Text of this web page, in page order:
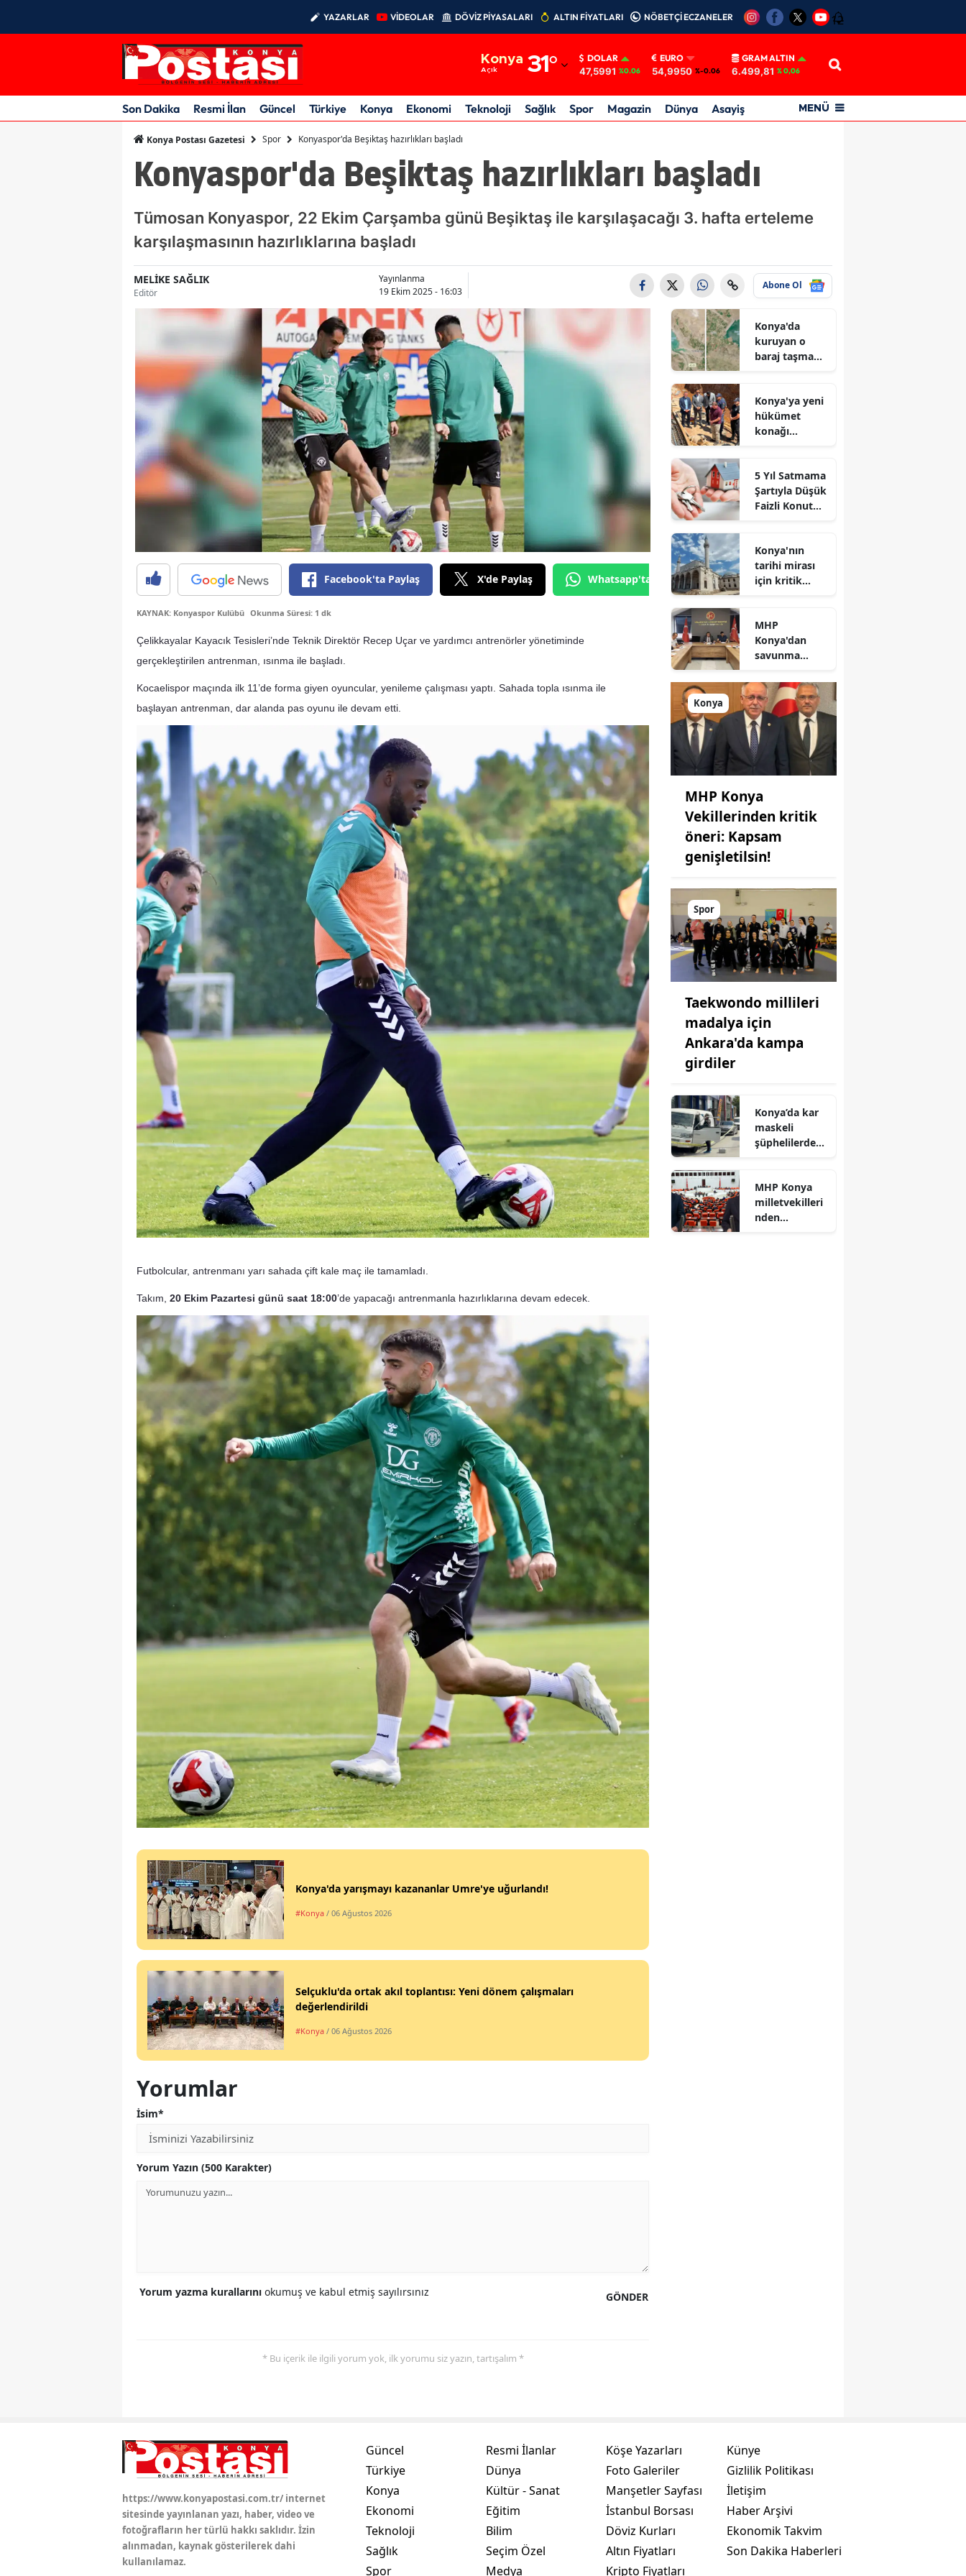
YAZARLAR VİDEOLAR DÖVİZ PİYASALARI ALTIN FİYATLARI NÖBETÇİ ECZANELER 12
Konya
Açık 31°
Adıyaman
Afyonkarahisar
Ankara
Antalya
Balıkesir
Bilecik
Bingöl
Bitlis
Bolu
Burdur
Bursa
Çanakkale
Çankırı
Çorum
Elazığ
Erzurum
Eskişehir
Gaziantep
Giresun
Gümüşhane
Hakkari
Hatay
Isparta
Mersin
İstanbul
Kayseri
Kırklareli
Kırşehir
Kocaeli
Manisa
Kahramanmaraş
Mardin
Muğla
Muş
Nevşehir
Niğde
Ordu
Rize
Sakarya
Samsun
Siirt
Sinop
Sivas
Tekirdağ
Tokat
Trabzon
Uşak
Yozgat
Zonguldak
DOLAR
47,5991 %0.06
EURO
54,9950 %-0.06
GRAM ALTIN
6.499,81 % 0,06
Son Dakika Resmi İlan Güncel Türkiye Konya Ekonomi Teknoloji Sağlık Spor Magazin Dünya Asayiş MENÜ
Konya Postası Gazetesi Spor Konyaspor'da Beşiktaş hazırlıkları başladı
Konyaspor'da Beşiktaş hazırlıkları başladı
Tümosan Konyaspor, 22 Ekim Çarşamba günü Beşiktaş ile karşılaşacağı 3. hafta erteleme
karşılaşmasının hazırlıklarına başladı
MELİKE SAĞLIK
Editör
Yayınlanma
19 Ekim 2025 - 16:03
Abone Ol
Facebook'ta Paylaş X'de Paylaş Whatsapp'tan Gönder
KAYNAK: Konyaspor Kulübü Okunma Süresi: 1 dk
Çelikkayalar Kayacık Tesisleri’nde Teknik Direktör Recep Uçar ve yardımcı antrenörler yönetiminde
gerçekleştirilen antrenman, ısınma ile başladı.
Kocaelispor maçında ilk 11’de forma giyen oyuncular, yenileme çalışması yaptı. Sahada topla ısınma ile
başlayan antrenman, dar alanda pas oyunu ile devam etti.
Futbolcular, antrenmanı yarı sahada çift kale maç ile tamamladı.
Takım, 20 Ekim Pazartesi günü saat 18:00’de yapacağı antrenmanla hazırlıklarına devam edecek.
Konya'da yarışmayı kazananlar Umre'ye uğurlandı!
#Konya / 06 Ağustos 2026
Selçuklu'da ortak akıl toplantısı: Yeni dönem çalışmaları
değerlendirildi
#Konya / 06 Ağustos 2026
Yorumlar
İsim*
Yorum Yazın (500 Karakter)
GÖNDER
Yorum yazma kurallarını okumuş ve kabul etmiş sayılırsınız
* Bu içerik ile ilgili yorum yok, ilk yorumu siz yazın, tartışalım *
Konya'da
kuruyan o
baraj taşma
Konya'ya yeni
hükümet
konağı
5 Yıl Satmama
Şartıyla Düşük
Faizli Konut
Konya'nın
tarihi mirası
için kritik
açıklandı
MHP
Konya'dan
savunma
yeni hamle: İlk
toplantı
yapıldı!
Konya
MHP Konya
Vekillerinden kritik
öneri: Kapsam
genişletilsin!
Spor
Taekwondo millileri
madalya için
Ankara'da kampa
girdiler
Konya’da kar
maskeli
şüphelilerden
MHP Konya
milletvekilleri
nden
https://www.konyapostasi.com.tr/ internet
sitesinde yayınlanan yazı, haber, video ve
fotoğrafların her türlü hakkı saklıdır. İzin
alınmadan, kaynak gösterilerek dahi
kullanılamaz.
Güncel
Türkiye
Konya
Ekonomi
Teknoloji
Sağlık
Spor
Resmi İlanlar
Dünya
Kültür - Sanat
Eğitim
Bilim
Seçim Özel
Medya
Köşe Yazarları
Foto Galeriler
Manşetler Sayfası
İstanbul Borsası
Döviz Kurları
Altın Fiyatları
Kripto Fiyatları
Künye
Gizlilik Politikası
İletişim
Haber Arşivi
Ekonomik Takvim
Son Dakika Haberleri